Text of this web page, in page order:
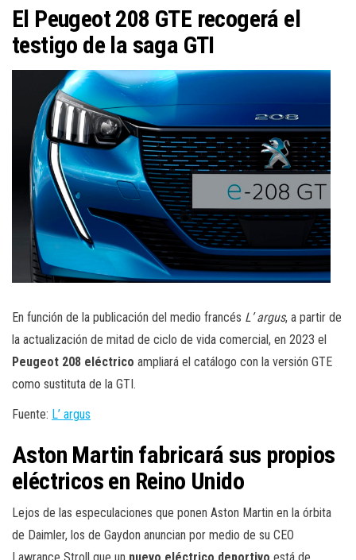
El Peugeot 208 GTE recogerá el
testigo de la saga GTI
En función de la publicación del medio francés L’ argus, a partir de
la actualización de mitad de ciclo de vida comercial, en 2023 el
Peugeot 208 eléctrico ampliará el catálogo con la versión GTE
como sustituta de la GTI.
Fuente: L’ argus
Aston Martin fabricará sus propios
eléctricos en Reino Unido
Lejos de las especulaciones que ponen Aston Martin en la órbita
de Daimler, los de Gaydon anuncian por medio de su CEO